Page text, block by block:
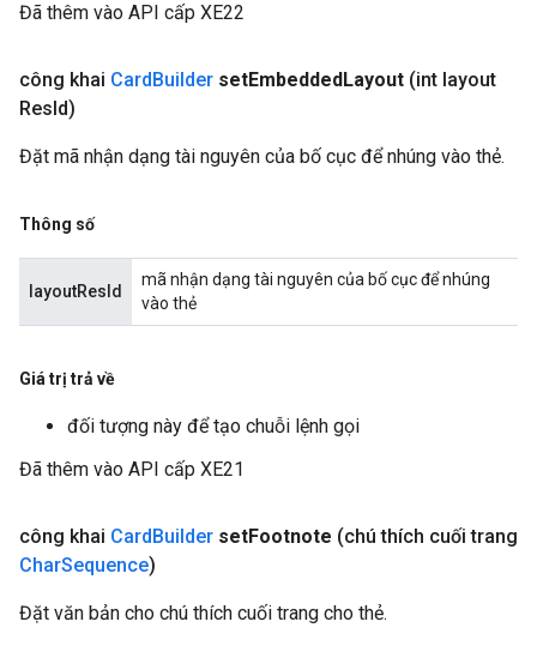
Đã thêm vào API cấp XE22
công khai CardBuilder setEmbeddedLayout (int layout
ResId)
Đặt mã nhận dạng tài nguyên của bố cục để nhúng vào thẻ.
Thông số
layoutResId
mã nhận dạng tài nguyên của bố cục để nhúng
vào thẻ
Giá trị trả về
đối tượng này để tạo chuỗi lệnh gọi
Đã thêm vào API cấp XE21
công khai CardBuilder setFootnote (chú thích cuối trang
CharSequence)
Đặt văn bản cho chú thích cuối trang cho thẻ.